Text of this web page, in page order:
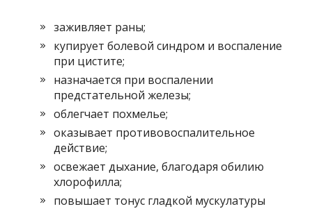
заживляет раны;
купирует болевой синдром и воспаление
при цистите;
назначается при воспалении
предстательной железы;
облегчает похмелье;
оказывает противовоспалительное
действие;
освежает дыхание, благодаря обилию
хлорофилла;
повышает тонус гладкой мускулатуры